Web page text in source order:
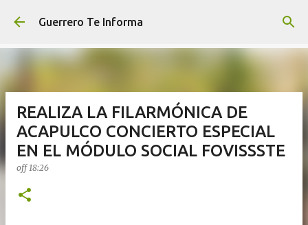
Ir al contenido principal
Guerrero Te Informa
REALIZA LA FILARMÓNICA DE
ACAPULCO CONCIERTO ESPECIAL
EN EL MÓDULO SOCIAL FOVISSSTE
off18:26